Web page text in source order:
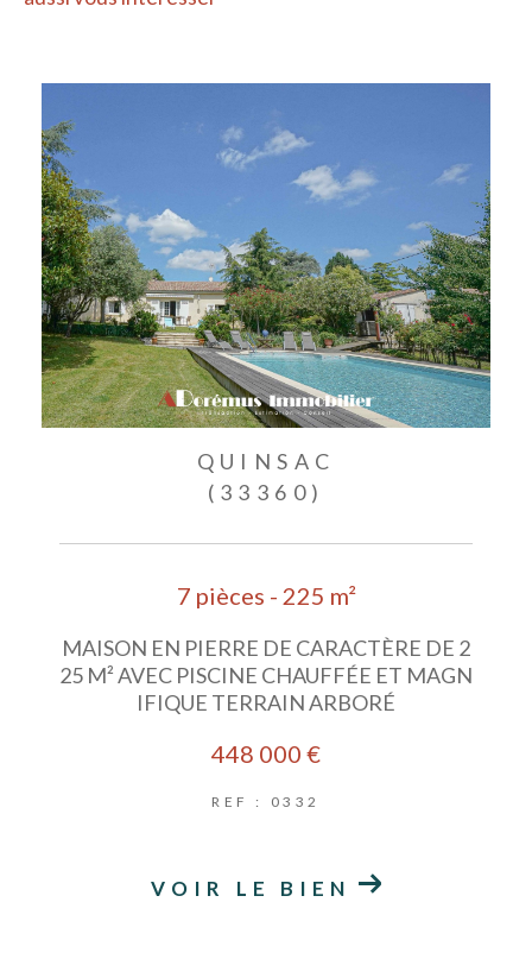
QUINSAC
(33360)
7 pièces - 225 m²
MAISON EN PIERRE DE CARACTÈRE DE 2
25 M² AVEC PISCINE CHAUFFÉE ET MAGN
IFIQUE TERRAIN ARBORÉ
448 000 €
REF : 0332
VOIR LE BIEN